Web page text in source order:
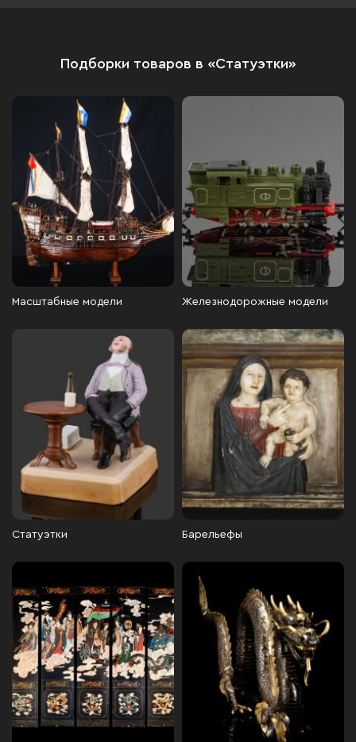
Подборки товаров в «Статуэтки»
Масштабные модели Железнодорожные модели
Статуэтки Барельефы